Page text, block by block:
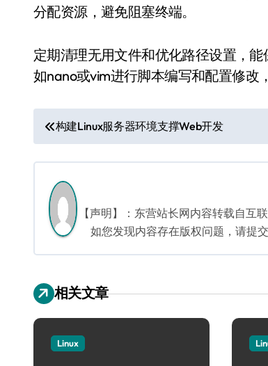
分配资源，避免阻塞终端。
定期清理无用文件和优化路径设置，
如nano或vim进行脚本编写和配置修改
文
章
导
航
构建Linux服务器环境支撑Web开发
【声明】：东营站长网内容转载自互
如您发现内容存在版权问题，请提
相关文章
Linux